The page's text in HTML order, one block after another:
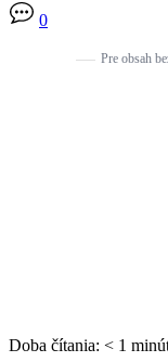
0
Pre obsah
Doba čítania: < 1